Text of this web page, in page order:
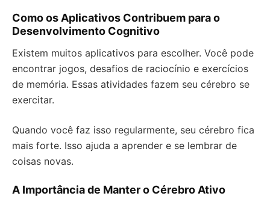
Como os Aplicativos Contribuem para o
Desenvolvimento Cognitivo
Existem muitos aplicativos para escolher. Você pode
encontrar jogos, desafios de raciocínio e exercícios
de memória. Essas atividades fazem seu cérebro se
exercitar.
Quando você faz isso regularmente, seu cérebro fica
mais forte. Isso ajuda a aprender e se lembrar de
coisas novas.
A Importância de Manter o Cérebro Ativo